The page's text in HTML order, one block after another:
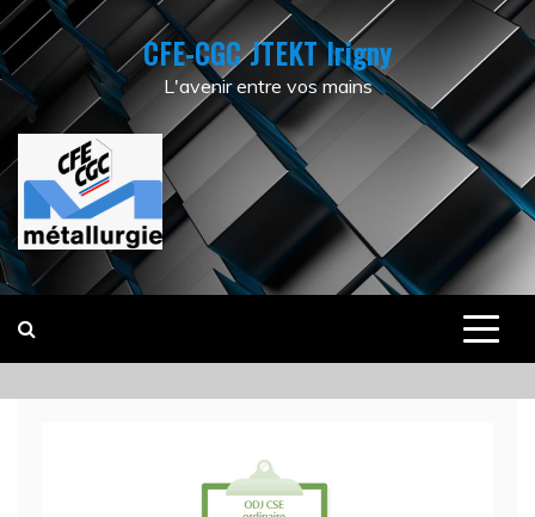
Skip
to
content
CFE-CGC JTEKT Irigny
L'avenir entre vos mains